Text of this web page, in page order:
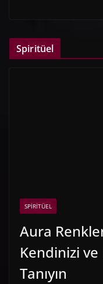
Spiritüel
SPIRITÜEL
Aura
Kendinizi ve
Tanıyın